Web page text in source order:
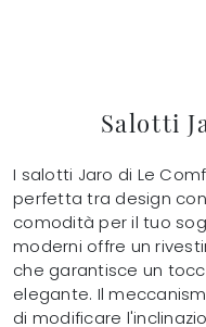
Salotti
I salotti Jaro di Le
perfetta tra design
comodità per il tuo
moderni offre un
che garantisce un
elegante. Il
di modificare